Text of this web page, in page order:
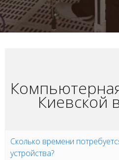
Киевской
Сколько времени
устройства?